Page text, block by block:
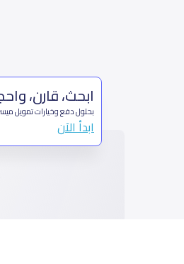
ابحث، قارن،
بحلول دفع وخيارات تمويل
ابدأ الآن